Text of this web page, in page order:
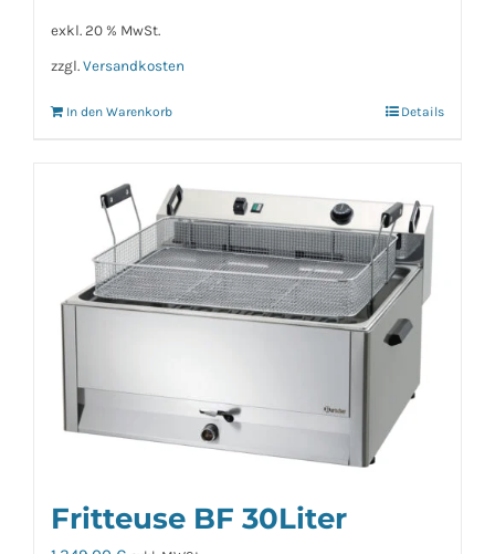
exkl. 20 % MwSt.
zzgl. Versandkosten
In den Warenkorb Details
Fritteuse BF 30Liter